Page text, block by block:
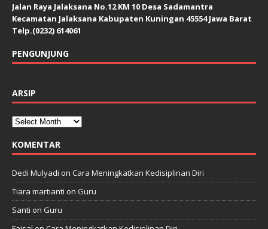
Jalan Raya Jalaksana No.12 KM 10 Desa Sadamantra
Kecamatan Jalaksana Kabupaten Kuningan 45554 Jawa Barat
Telp.(0232) 614061
PENGUNJUNG
ARSIP
KOMENTAR
Dedi Mulyadi on Cara Meningkatkan Kedisiplinan Diri
Tiara martianti on Guru
Santi on Guru